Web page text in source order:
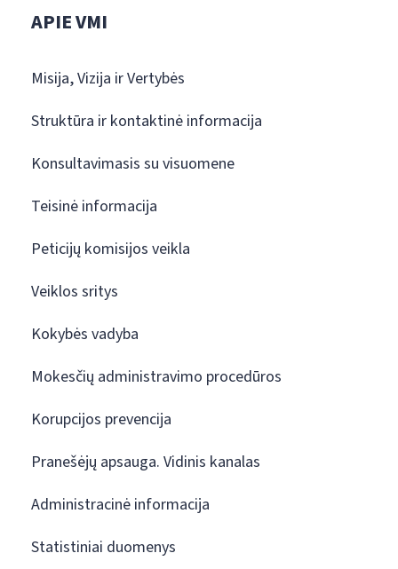
APIE VMI
Misija, Vizija ir Vertybės
Struktūra ir kontaktinė informacija
Konsultavimasis su visuomene
Teisinė informacija
Peticijų komisijos veikla
Veiklos sritys
Kokybės vadyba
Mokesčių administravimo procedūros
Korupcijos prevencija
Pranešėjų apsauga. Vidinis kanalas
Administracinė informacija
Statistiniai duomenys